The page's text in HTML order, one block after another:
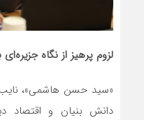
لزوم پرهیز از نگاه
«سید حسن هاشمی»،
دانش بنیان و اقتصاد